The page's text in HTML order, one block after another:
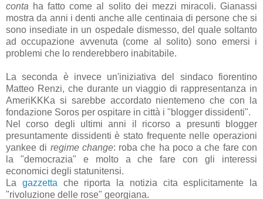
conta ha fatto come al solito dei mezzi miracoli. Gianassi
mostra da anni i denti anche alle centinaia di persone che si
sono insediate in un ospedale dismesso, del quale soltanto
ad occupazione avvenuta (come al solito) sono emersi i
problemi che lo renderebbero inabitabile.
La seconda è invece un'iniziativa del sindaco fiorentino
Matteo Renzi, che durante un viaggio di rappresentanza in
AmeriKKKa si sarebbe accordato nientemeno che con la
fondazione Soros per ospitare in città i "blogger dissidenti".
Nel corso degli ultimi anni il ricorso a presunti blogger
presuntamente dissidenti è stato frequente nelle operazioni
yankee di regime change: roba che ha poco a che fare con
la "democrazia" e molto a che fare con gli interessi
economici degli statunitensi.
La gazzetta che riporta la notizia cita esplicitamente la
"rivoluzione delle rose" georgiana.